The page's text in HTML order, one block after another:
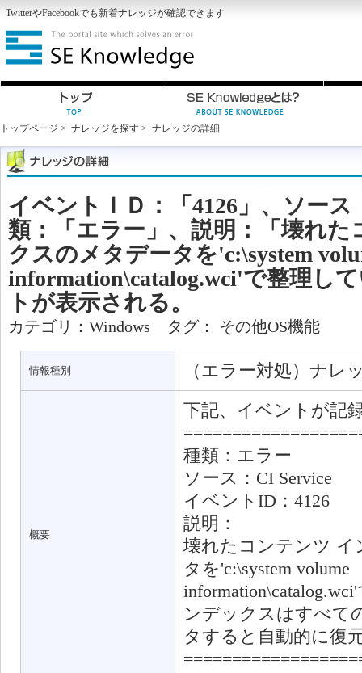
TwitterやFacebookでも新着ナレッジが確認できます
トップページ > ナレッジを探す > ナレッジの詳細
イベントＩＤ：「4126」、ソース
類：「エラー」、説明：「壊れ
クスのメタデータを'c:\system
information\catalog.wci'で整理し
トが表示される。
カテゴリ： Windows タグ： その他OS機能
情報種別 （エラー対処）ナレ
概要
下記、イベントが記
種類：エラー
ソース：CI Service
イベントID：4126
説明：
壊れたコンテンツ
タを'c:\system volume
ンデックスはすべて
タすると自動的に復